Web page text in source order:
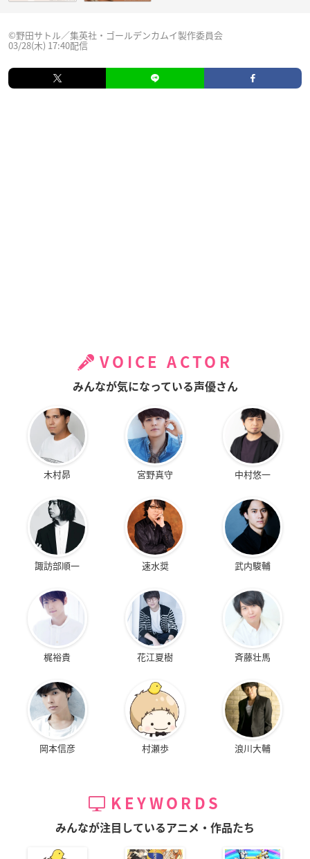
©野田サトル／集英社・ゴールデンカムイ製作委員会
03/28(木) 17:40配信
VOICE ACTOR
みんなが気になっている声優さん
木村昴 宮野真守 中村悠一
諏訪部順一 速水奨 武内駿輔
梶裕貴 花江夏樹 斉藤壮馬
岡本信彦 村瀬歩 浪川大輔
KEYWORDS
みんなが注目しているアニメ・作品たち